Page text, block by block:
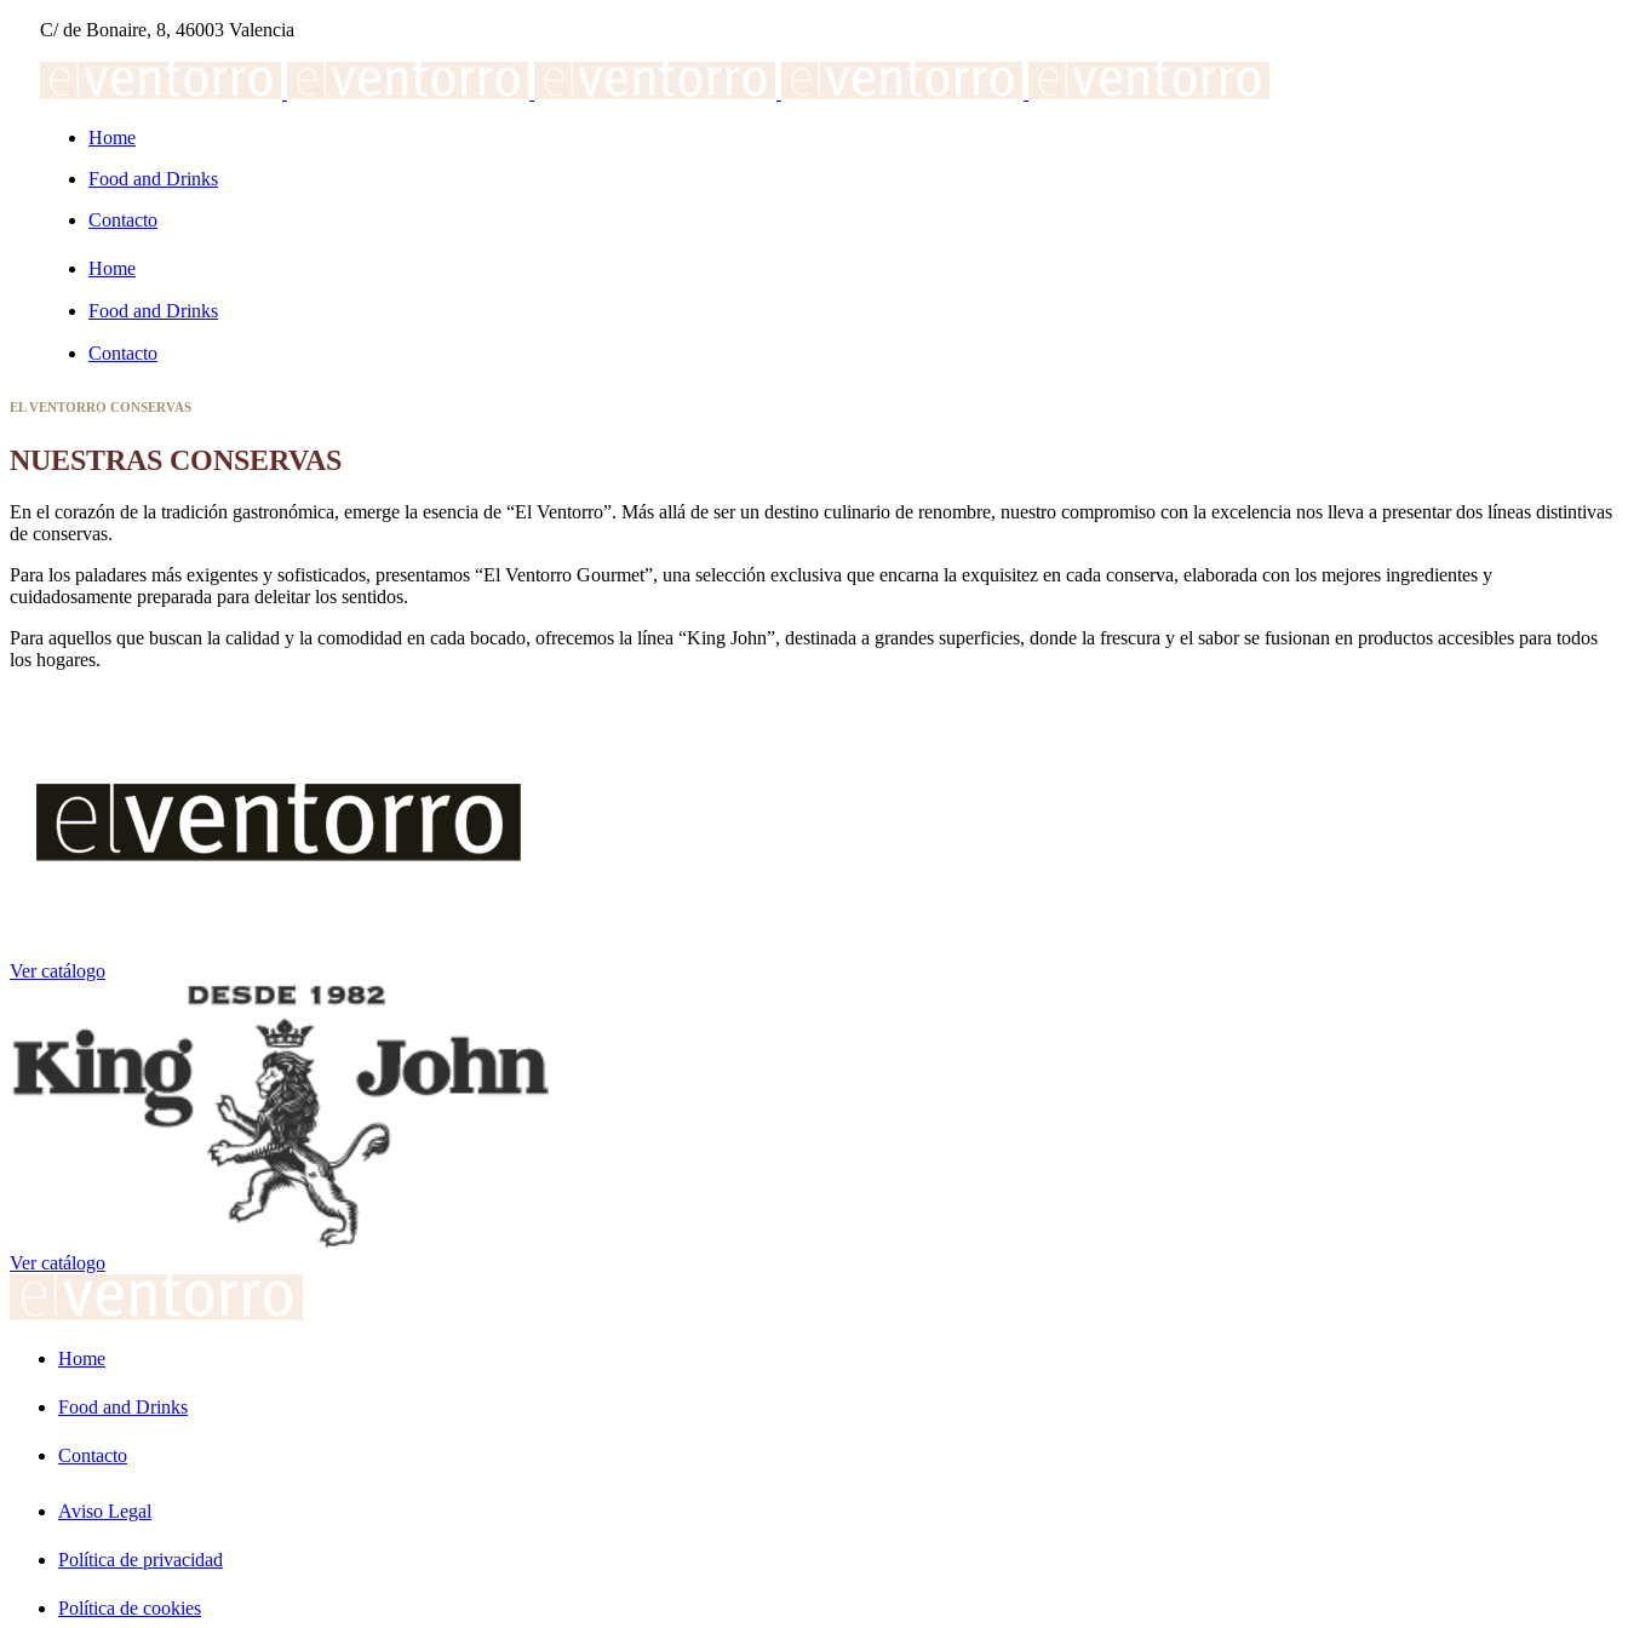
C/ de Bonaire, 8, 46003 Valencia
Home
Food and Drinks
Contacto
Home
Food and Drinks
Contacto
EL VENTORRO CONSERVAS
NUESTRAS CONSERVAS
En el corazón de la tradición gastronómica, emerge la esencia de “El Ventorro”. Más allá de ser un destino culinario de renombre, nuestro compromiso con la excelencia nos lleva a presentar dos líneas distintivas
de conservas.
Para los paladares más exigentes y sofisticados, presentamos “El Ventorro Gourmet”, una selección exclusiva que encarna la exquisitez en cada conserva, elaborada con los mejores ingredientes y
cuidadosamente preparada para deleitar los sentidos.
Para aquellos que buscan la calidad y la comodidad en cada bocado, ofrecemos la línea “King John”, destinada a grandes superficies, donde la frescura y el sabor se fusionan en productos accesibles para todos
los hogares.
Ver catálogo
Ver catálogo
Home
Food and Drinks
Contacto
Aviso Legal
Política de privacidad
Política de cookies